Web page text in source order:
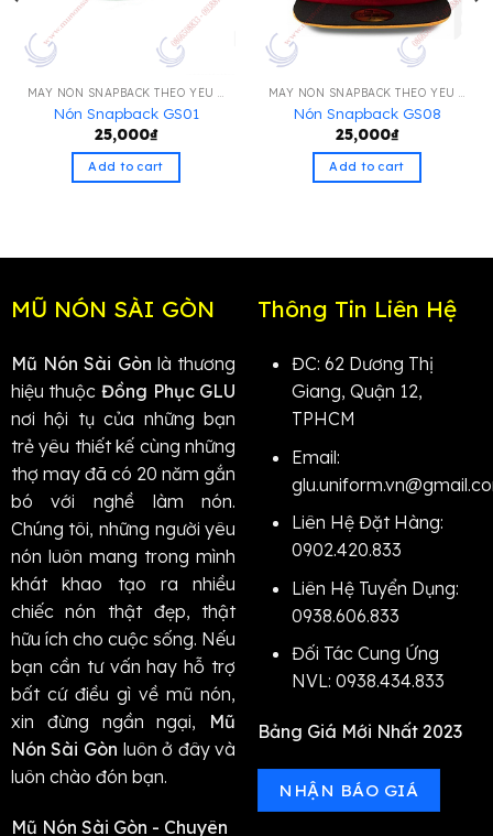
MAY NÓN SNAPBACK THEO YÊU CẦU
Nón Snapback GS01
25,000₫
Add to cart
MAY NÓN SNAPBACK THEO YÊU CẦU
Nón Snapback GS08
25,000₫
Add to cart
MŨ NÓN SÀI GÒN
Mũ Nón Sài Gòn là thương
hiệu thuộc Đồng Phục GLU
nơi hội tụ của những bạn
trẻ yêu thiết kế cùng những
thợ may đã có 20 năm gắn
bó với nghề làm nón.
Chúng tôi, những người yêu
nón luôn mang trong mình
khát khao tạo ra nhiều
chiếc nón thật đẹp, thật
hữu ích cho cuộc sống. Nếu
bạn cần tư vấn hay hỗ trợ
bất cứ điều gì về mũ nón,
xin đừng ngần ngại, Mũ
Nón Sài Gòn luôn ở đây và
luôn chào đón bạn.
Mũ Nón Sài Gòn - Chuyên
Thông Tin Liên Hệ
ĐC: 62 Dương Thị
Giang, Quận 12,
TPHCM
Email:
Liên Hệ Đặt Hàng:
0902.420.833
Liên Hệ Tuyển Dụng:
0938.606.833
Đối Tác Cung Ứng
NVL: 0938.434.833
Bảng Giá Mới Nhất 2023
NHẬN BÁO GIÁ